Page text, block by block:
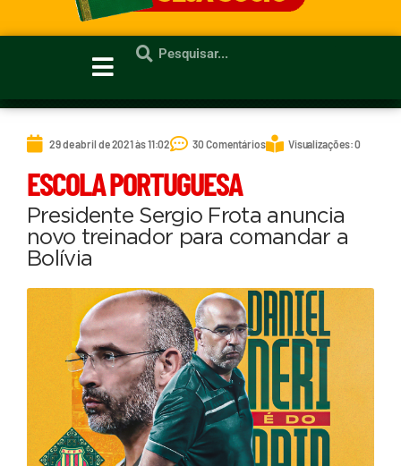
29 de abril de 2021 às 11:02 30 Comentários Visualizações: 0
ESCOLA PORTUGUESA
Presidente Sergio Frota anuncia
novo treinador para comandar a
Bolívia